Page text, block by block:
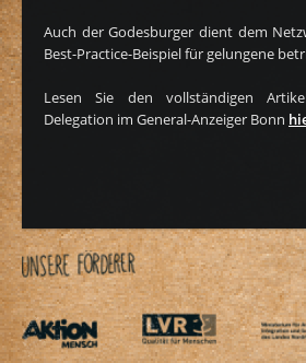
Auch der Godesburger dient dem
Best-Practice-Beispiel für gelungene
Lesen Sie den vollständigen
Delegation im General-Anzeiger Bonn